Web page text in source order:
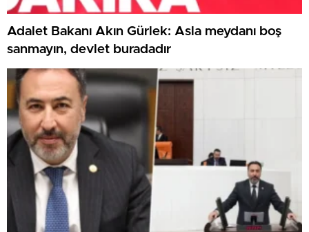
Adalet Bakanı Akın Gürlek: Asla meydanı boş
sanmayın, devlet buradadır